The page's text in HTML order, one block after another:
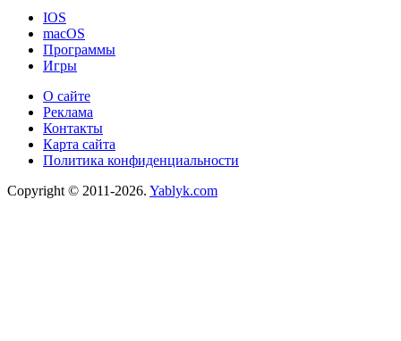
IOS
macOS
Программы
Игры
О сайте
Реклама
Контакты
Карта сайта
Политика конфиденциальности
Copyright © 2011-2026. Yablyk.сom